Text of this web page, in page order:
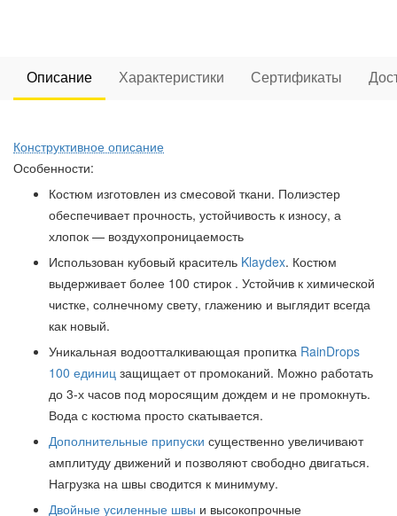
Описание Характеристики Сертификаты
Конструктивное описание
Особенности:
Костюм изготовлен из смесовой ткани. Полиэстер
обеспечивает прочность, устойчивость к износу, а
хлопок — воздухопроницаемость
Использован кубовый краситель Klaydex. Костюм
выдерживает более 100 стирок . Устойчив к химической
чистке, солнечному свету, глажению и выглядит всегда
как новый.
Уникальная водоотталкивающая пропитка RainDrops
100 единиц защищает от промоканий. Можно работать
до 3-х часов под моросящим дождем и не промокнуть.
Вода с костюма просто скатывается.
Дополнительные припуски существенно увеличивают
амплитуду движений и позволяют свободно двигаться.
Нагрузка на швы сводится к минимуму.
Двойные усиленные швы и высокопрочные